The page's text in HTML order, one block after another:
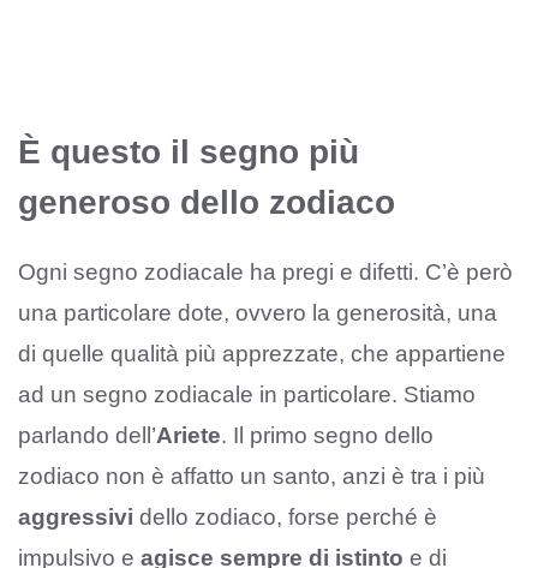
È questo il segno più
generoso dello zodiaco
Ogni segno zodiacale ha pregi e difetti. C’è però
una particolare dote, ovvero la generosità, una
di quelle qualità più apprezzate, che appartiene
ad un segno zodiacale in particolare. Stiamo
parlando dell’Ariete. Il primo segno dello
zodiaco non è affatto un santo, anzi è tra i più
aggressivi dello zodiaco, forse perché è
impulsivo e agisce sempre di istinto e di